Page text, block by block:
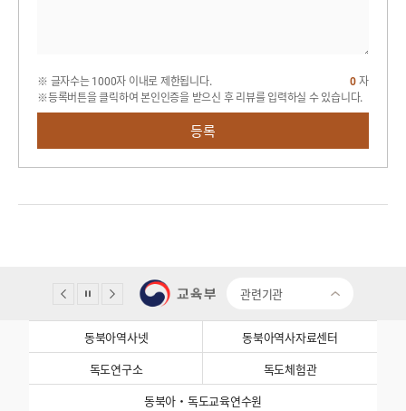
※ 글자수는 1000자 이내로 제한됩니다.
※등록버튼을 클릭하여 본인인증을 받으신 후 리뷰를 입력하실 수 있습니다.
0 자
등록
관련기관
동북아역사넷
동북아역사자료센터
독도연구소
독도체험관
동북아·독도교육연수원